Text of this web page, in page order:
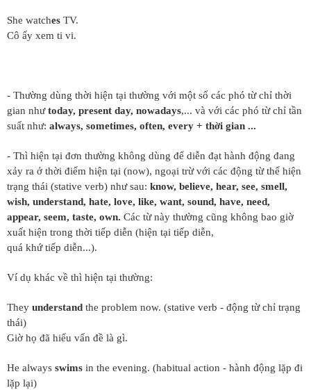
She watches TV.
Cô ấy xem ti vi.
- Thường dùng thời hiện tại thường với một số các phó từ chỉ thời
gian nhưtoday, present day, nowadays,... và với các phó từ chỉ tần
suất như: always, sometimes, often, every + thời gian ...
- Thì hiện tại đơn thường không dùng để diễn đạt hành động đang
xảy ra ở thời điểm hiện tại (now), ngoại trừ với các động từ thể hiện
trạng thái (stative verb) như sau: know, believe, hear, see, smell,
wish, understand, hate, love, like, want, sound, have, need,
appear, seem, taste, own. Các từ này thường cũng không bao giờ
xuất hiện trong thời tiếp diễn (hiện tại tiếp diễn,
quá khứ tiếp diễn...).
Ví dụ khác về thì hiện tại thường:
They understand the problem now. (stative verb - động từ chỉ trạng
thái)
Giờ họ đã hiểu vấn đề là gì.
He always swims in the evening. (habitual action - hành động lặp đi
lặp lại)